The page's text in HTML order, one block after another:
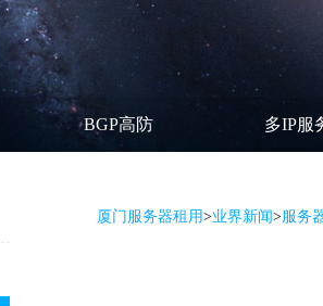
BGP高防 多IP服
厦门服务器租用>业界新闻>服务